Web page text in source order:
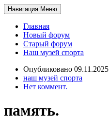
Навигация Меню
Главная
Новый форум
Старый форум
Наш музей спорта
Опубликовано 09.11.2025
наш музей спорта
Нет коммент.
память.